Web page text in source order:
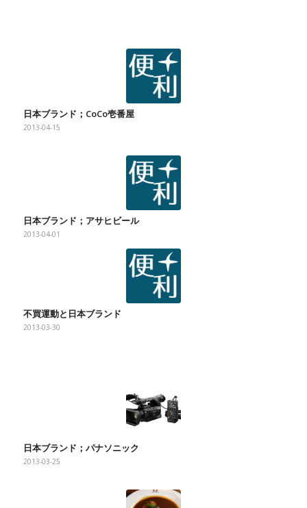
日本ブランド；CoCo壱番屋
2013-04-15
日本ブランド；アサヒビール
2013-04-01
不買運動と日本ブランド
2013-03-30
日本ブランド；パナソニック
2013-03-25